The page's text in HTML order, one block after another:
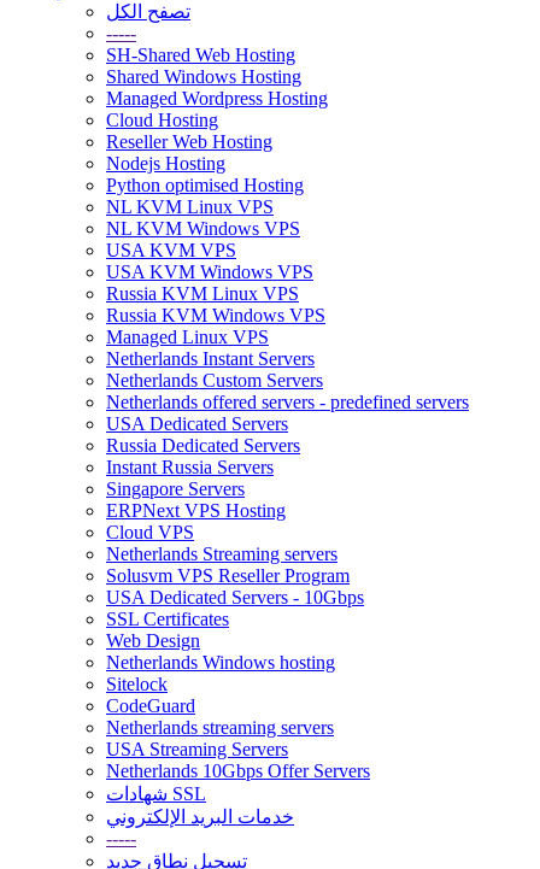
تصفح الكل
-----
SH-Shared Web Hosting
Shared Windows Hosting
Managed Wordpress Hosting
Cloud Hosting
Reseller Web Hosting
Nodejs Hosting
Python optimised Hosting
NL KVM Linux VPS
NL KVM Windows VPS
USA KVM VPS
USA KVM Windows VPS
Russia KVM Linux VPS
Russia KVM Windows VPS
Managed Linux VPS
Netherlands Instant Servers
Netherlands Custom Servers
Netherlands offered servers - predefined servers
USA Dedicated Servers
Russia Dedicated Servers
Instant Russia Servers
Singapore Servers
ERPNext VPS Hosting
Cloud VPS
Netherlands Streaming servers
Solusvm VPS Reseller Program
USA Dedicated Servers - 10Gbps
SSL Certificates
Web Design
Netherlands Windows hosting
Sitelock
CodeGuard
Netherlands streaming servers
USA Streaming Servers
Netherlands 10Gbps Offer Servers
شهادات SSL
خدمات البريد الإلكتروني
-----
تسجيل نطاق جديد